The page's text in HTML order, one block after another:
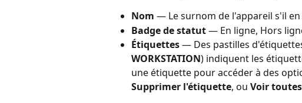
Nom — Le surnom de l'appareil s'il
Badge de statut — En ligne, Hors
Étiquettes — Des pastilles
WORKSTATION) indiquent les
une étiquette pour accéder à des
Supprimer l'étiquette, ou Voir